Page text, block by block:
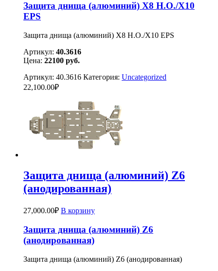
Защита днища (алюминий) X8 H.O./X10
EPS
Защита днища (алюминий) X8 H.O./X10 EPS
Артикул: 40.3616
Цена: 22100 руб.
Артикул: 40.3616 Категория: Uncategorized
22,100.00₽
Защита днища (алюминий) Z6
(анодированная)
27,000.00₽ В корзину
Защита днища (алюминий) Z6
(анодированная)
Защита днища (алюминий) Z6 (анодированная)